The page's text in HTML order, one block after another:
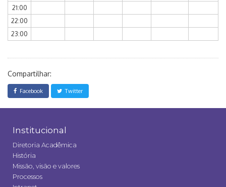
21:00
22:00
23:00
Compartilhar:
Facebook Twitter
Institucional
Diretoria Acadêmica
História
Missão, visão e valores
Processos